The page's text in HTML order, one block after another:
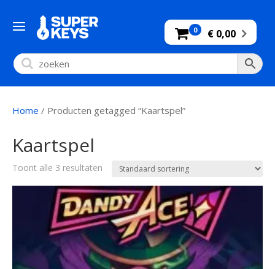
0 € 0,00
Home / Producten getagged “Kaartspel”
Kaartspel
Toont alle 3 resultaten